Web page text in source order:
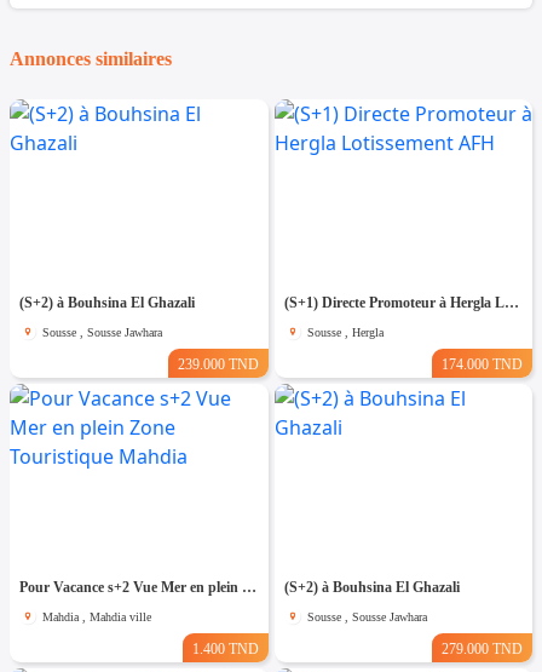
Annonces similaires
(S+2) à Bouhsina El Ghazali
Sousse , Sousse Jawhara
239.000 TND
(S+1) Directe Promoteur à Hergla Lotissement AFH
Sousse , Hergla
174.000 TND
Pour Vacance s+2 Vue Mer en plein Zone Touristique Mahdia
Mahdia , Mahdia ville
1.400 TND
(S+2) à Bouhsina El Ghazali
Sousse , Sousse Jawhara
279.000 TND